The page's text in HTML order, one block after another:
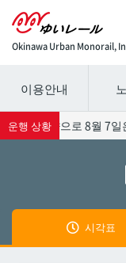
Okinawa Urban Monorail,
시간표 세부 정보의
요금표에 대한 자세
이용안내
운행 상황
호의 영향으로 8월 7일
시각표